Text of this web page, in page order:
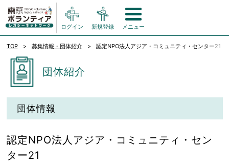
ログイン 新規登録 メニュー
TOP 募集情報・団体紹介 認定NPO法人アジア・コミュニティ・センター21
団体紹介
団体情報
認定NPO法人アジア・コミュニティ・セン
ター21